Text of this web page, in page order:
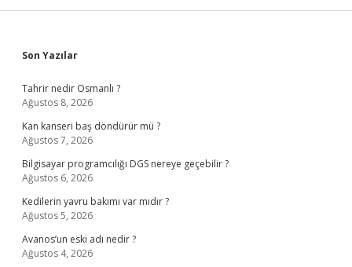
Sidebar
Son Yazılar
Tahrir nedir Osmanlı ?
Ağustos 8, 2026
Kan kanseri baş döndürür mü ?
Ağustos 7, 2026
Bilgisayar programcılığı DGS nereye geçebilir ?
Ağustos 6, 2026
Kedilerin yavru bakımı var mıdır ?
Ağustos 5, 2026
Avanos’un eski adı nedir ?
Ağustos 4, 2026